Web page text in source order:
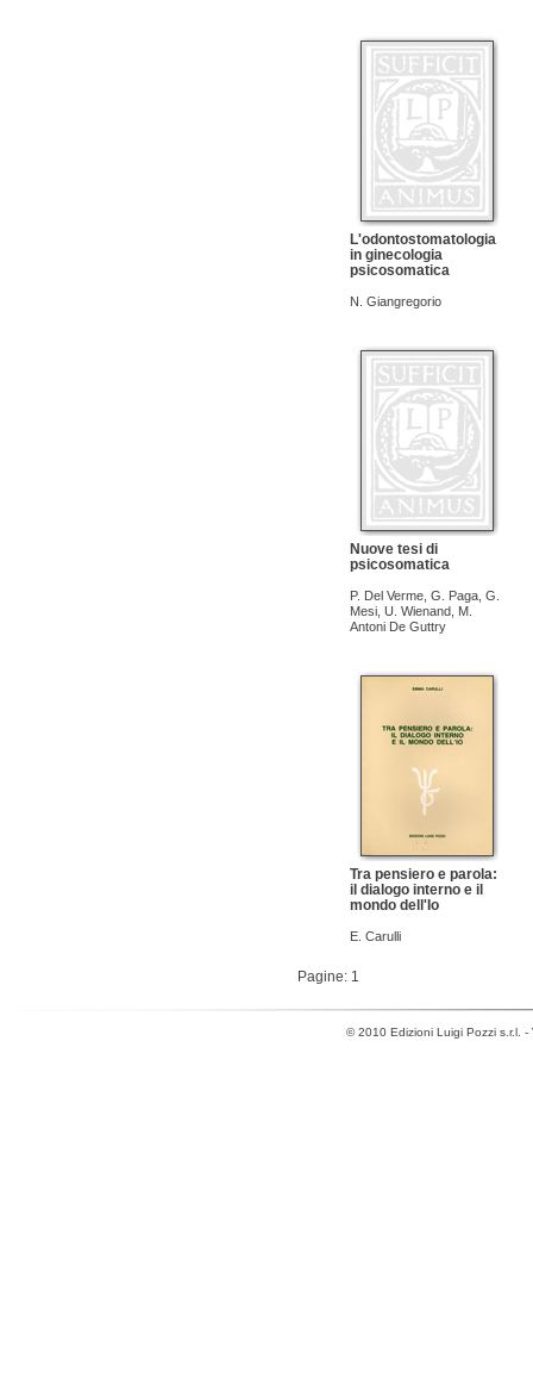
L'odontostomatologia
in ginecologia
psicosomatica
N. Giangregorio
Nuove tesi di
psicosomatica
P. Del Verme, G. Paga, G.
Mesi, U. Wienand, M.
Antoni De Guttry
Tra pensiero e parola:
il dialogo interno e il
mondo dell'Io
E. Carulli
Pagine: 1
© 2010 Edizioni Luigi Pozzi s.r.l.